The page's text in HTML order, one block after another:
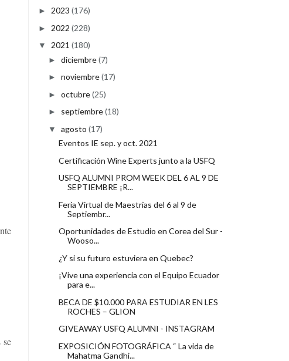
► 2023 (176)
► 2022 (228)
▼ 2021 (180)
► diciembre(7)
► noviembre(17)
► octubre(25)
► septiembre(18)
▼ agosto (17)
Eventos IE sep. y oct. 2021
Certificación Wine Experts junto a la USFQ
USFQ ALUMNI PROM WEEK DEL 6 AL 9 DE
SEPTIEMBRE ¡R...
Feria Virtual de Maestrías del 6 al 9 de
Septiembr...
Oportunidades de Estudio en Corea del Sur -
Wooso...
¿Y si su futuro estuviera en Quebec?
¡Vive una experiencia con el Equipo Ecuador
para e...
BECA DE $10.000 PARA ESTUDIAR EN LES
ROCHES – GLION
GIVEAWAY USFQ ALUMNI - INSTAGRAM
EXPOSICIÓN FOTOGRÁFICA “ La vida de
Mahatma Gandhi...